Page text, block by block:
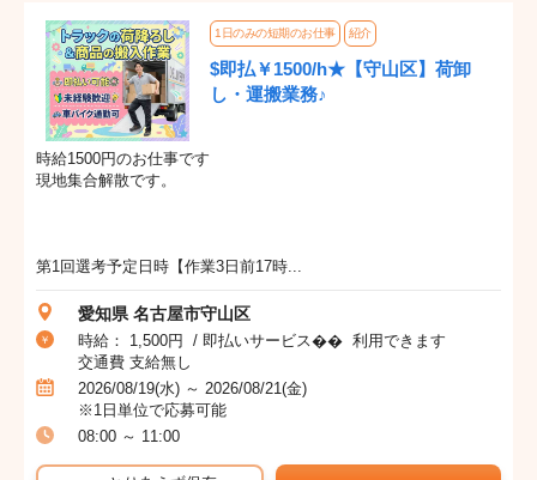
1日のみの短期のお仕事 紹介
$即払￥1500/h★【守山区】荷卸
し・運搬業務♪
時給1500円のお仕事です
現地集合解散です。
第1回選考予定日時【作業3日前17時...
愛知県 名古屋市守山区
時給： 1,500円 / 即払いサービス�� 利用できます
交通費 支給無し
2026/08/19(水) ～ 2026/08/21(金)
※1日単位で応募可能
08:00 ～ 11:00